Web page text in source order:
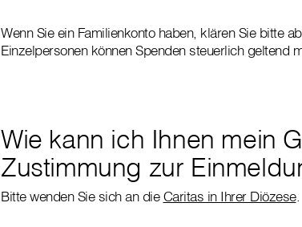
Wenn Sie ein Familienkonto haben, klären Sie bitte
Einzelpersonen können Spenden steuerlich geltend
Wie kann ich Ihnen mein
Zustimmung zur
Bitte wenden Sie sich an dieCaritas in Ihrer Diözese.